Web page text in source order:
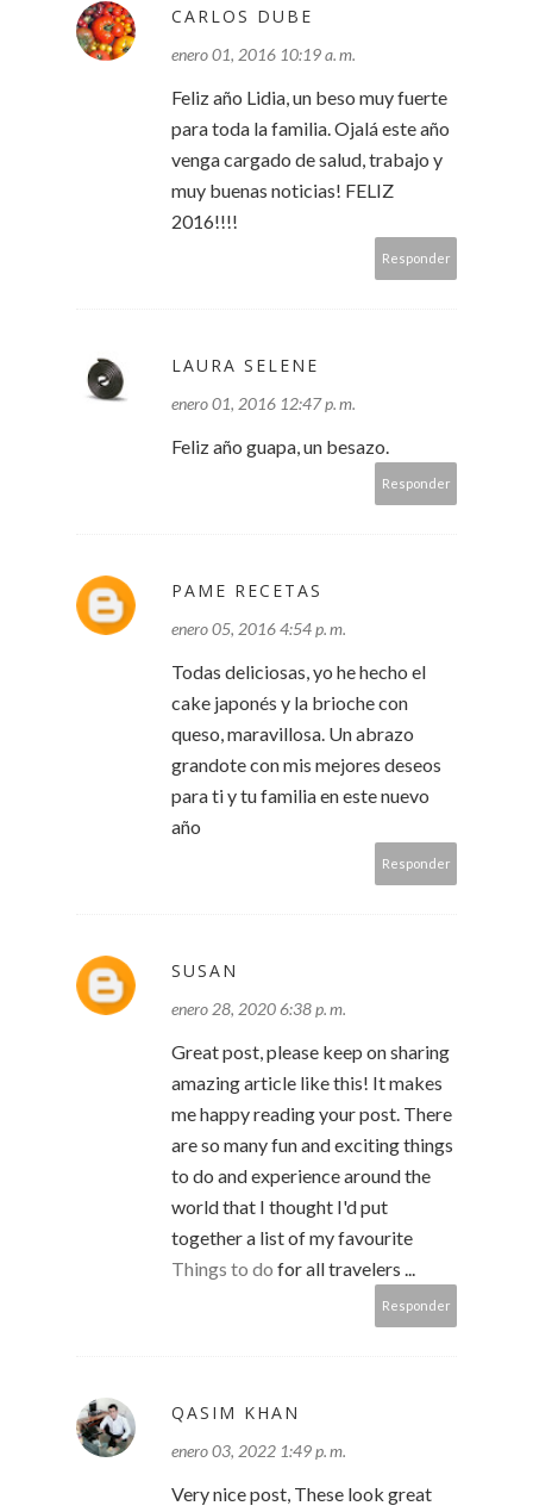
CARLOS DUBE
enero 01, 2016 10:19 a. m.
Feliz año Lidia, un beso muy fuerte
para toda la familia. Ojalá este año
venga cargado de salud, trabajo y
muy buenas noticias! FELIZ
2016!!!!
Responder
LAURA SELENE
enero 01, 2016 12:47 p. m.
Feliz año guapa, un besazo.
Responder
PAME RECETAS
enero 05, 2016 4:54 p. m.
Todas deliciosas, yo he hecho el
cake japonés y la brioche con
queso, maravillosa. Un abrazo
grandote con mis mejores deseos
para ti y tu familia en este nuevo
año
Responder
SUSAN
enero 28, 2020 6:38 p. m.
Great post, please keep on sharing
amazing article like this! It makes
me happy reading your post. There
are so many fun and exciting things
to do and experience around the
world that I thought I'd put
together a list of my favourite
Things to do for all travelers ...
Responder
QASIM KHAN
enero 03, 2022 1:49 p. m.
Very nice post, These look great